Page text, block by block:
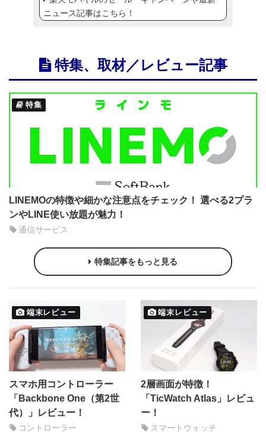
ニュース記事はこちら！
特集、取材／レビュー記事
特集
LINEMOの特徴や細かな注意点をチェック！ 選べる2プラ
ンやLINE使い放題が魅力！
通信サービス
特集記事をもっと見る
端末レビュー
スマホ用コントローラー
「Backbone One（第2世
代）」レビュー！
コントローラー
端末レビュー
2層画面が特徴！
「TicWatch Atlas」レビュ
ー！
スマートウォッチ